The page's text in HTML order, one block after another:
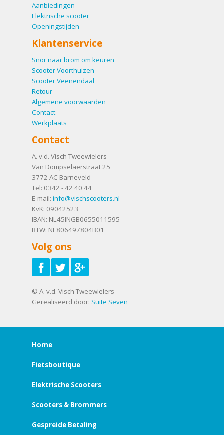
Aanbiedingen
Elektrische scooter
Openingstijden
Klantenservice
Snor naar brom om keuren
Scooter Voorthuizen
Scooter Veenendaal
Retour
Algemene voorwaarden
Contact
Werkplaats
Contact
A. v.d. Visch Tweewielers
Van Dompselaerstraat 25
3772 AC Barneveld
Tel: 0342 - 42 40 44
E-mail: info@vischscooters.nl
KvK: 09042523
IBAN: NL45INGB0655011595
BTW: NL806497804B01
Volg ons
© A. v.d. Visch Tweewielers
Gerealiseerd door: Suite Seven
Home
Fietsboutique
Elektrische Scooters
Scooters & Brommers
Gespreide Betaling